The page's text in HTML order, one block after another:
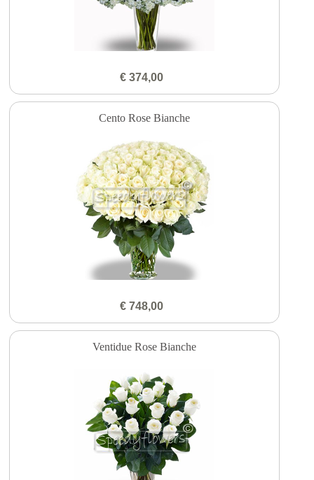
€ 374,00
Cento Rose Bianche
€ 748,00
Ventidue Rose Bianche